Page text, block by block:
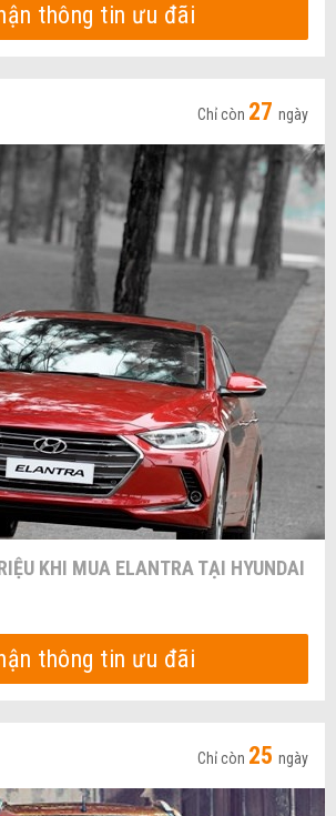
thông tin ưu đãi
Chỉ còn 27 ngày
KHI MUA ELANTRA TẠI HYUNDAI
thông tin ưu đãi
Chỉ còn 25 ngày